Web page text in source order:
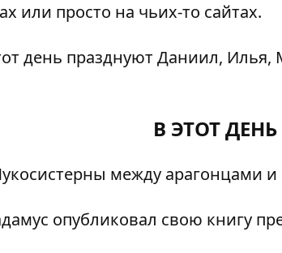
или просто на чьих-то сайтах.
день празднуют Даниил,
В ЭТОТ
между арагонцами
опубликовал свою книгу